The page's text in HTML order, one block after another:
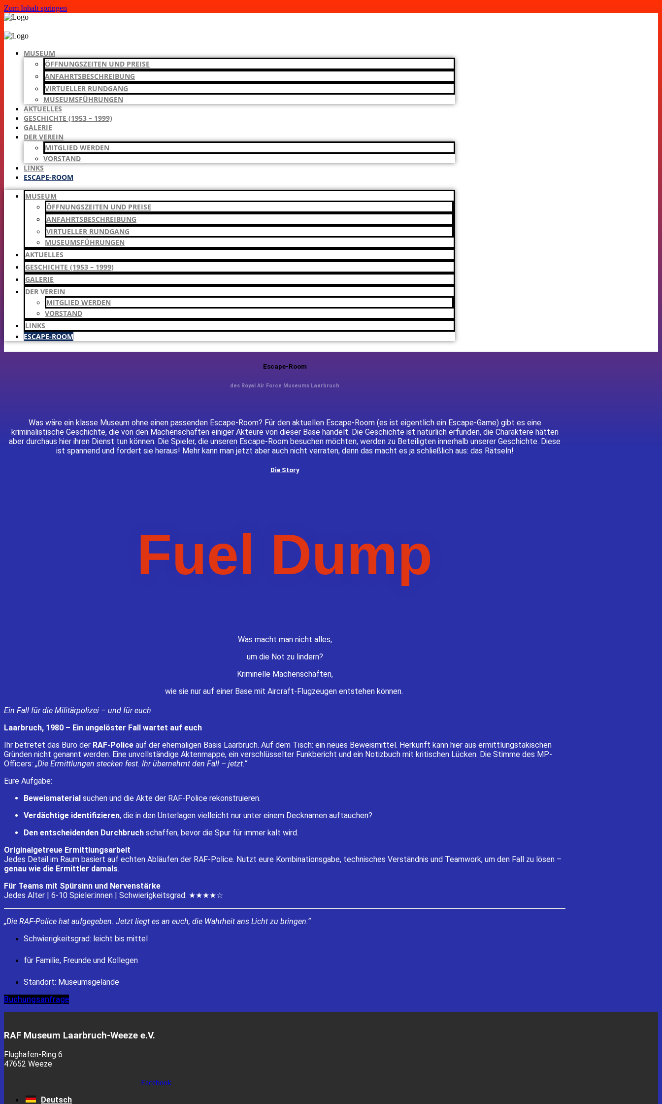
Zum Inhalt springen
MUSEUM
ÖFFNUNGSZEITEN UND PREISE
ANFAHRTSBESCHREIBUNG
VIRTUELLER RUNDGANG
MUSEUMSFÜHRUNGEN
AKTUELLES
GESCHICHTE (1953 – 1999)
GALERIE
DER VEREIN
MITGLIED WERDEN
VORSTAND
LINKS
ESCAPE-ROOM
MUSEUM
ÖFFNUNGSZEITEN UND PREISE
ANFAHRTSBESCHREIBUNG
VIRTUELLER RUNDGANG
MUSEUMSFÜHRUNGEN
AKTUELLES
GESCHICHTE (1953 – 1999)
GALERIE
DER VEREIN
MITGLIED WERDEN
VORSTAND
LINKS
ESCAPE-ROOM
Escape-Room
des Royal Air Force Museums Laarbruch
Was wäre ein klasse Museum ohne einen passenden Escape-Room? Für den aktuellen Escape-Room (es ist eigentlich ein Escape-Game) gibt es eine
kriminalistische Geschichte, die von den Machenschaften einiger Akteure von dieser Base handelt. Die Geschichte ist natürlich erfunden, die Charaktere hätten
aber durchaus hier ihren Dienst tun können. Die Spieler, die unseren Escape-Room besuchen möchten, werden zu Beteiligten innerhalb unserer Geschichte. Diese
ist spannend und fordert sie heraus! Mehr kann man jetzt aber auch nicht verraten, denn das macht es ja schließlich aus: das Rätseln!
Die Story
Fuel Dump
Was macht man nicht alles,
um die Not zu lindern?
Kriminelle Machenschaften,
wie sie nur auf einer Base mit Aircraft-Flugzeugen entstehen können.
Ein Fall für die Militärpolizei – und für euch
Laarbruch, 1980 – Ein ungelöster Fall wartet auf euch
Ihr betretet das Büro der RAF-Police auf der ehemaligen Basis Laarbruch. Auf dem Tisch: ein neues Beweismittel. Herkunft kann hier aus ermittlungstakischen
Gründen nicht genannt werden. Eine unvollständige Aktenmappe, ein verschlüsselter Funkbericht und ein Notizbuch mit kritischen Lücken. Die Stimme des MP-
Officers: „Die Ermittlungen stecken fest. Ihr übernehmt den Fall – jetzt.“
Eure Aufgabe:
Beweismaterial suchen und die Akte der RAF-Police rekonstruieren.
Verdächtige identifizieren, die in den Unterlagen vielleicht nur unter einem Decknamen auftauchen?
Den entscheidenden Durchbruch schaffen, bevor die Spur für immer kalt wird.
Originalgetreue Ermittlungsarbeit
Jedes Detail im Raum basiert auf echten Abläufen der RAF-Police. Nutzt eure Kombinationsgabe, technisches Verständnis und Teamwork, um den Fall zu lösen –
genau wie die Ermittler damals.
Für Teams mit Spürsinn und Nervenstärke
Jedes Alter | 6-10 Spieler:innen | Schwierigkeitsgrad: ★★★★☆
„Die RAF-Police hat aufgegeben. Jetzt liegt es an euch, die Wahrheit ans Licht zu bringen.“
Schwierigkeitsgrad: leicht bis mittel
für Familie, Freunde und Kollegen
Standort: Museumsgelände
Buchungsanfrage
RAF Museum Laarbruch-Weeze e.V.
Flughafen-Ring 6
47652 Weeze
Facebook
Deutsch